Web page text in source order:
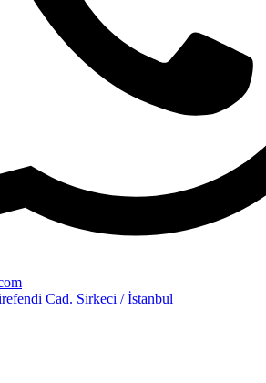
Cad. Sirkeci / İstanbul